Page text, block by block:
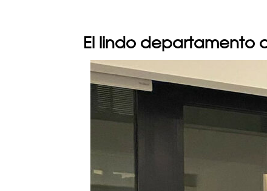
El lindo departamento